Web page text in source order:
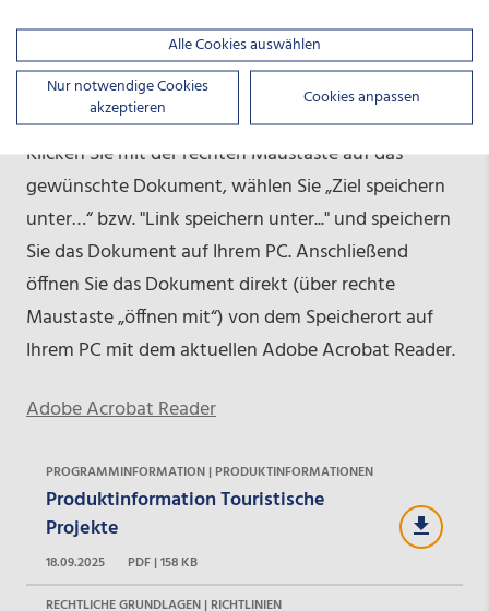
Unsere Formulare werden in Ihrem Browser nicht
angezeigt?
Klicken Sie mit der rechten Maustaste auf das
gewünschte Dokument, wählen Sie „Ziel speichern
unter…“ bzw. "Link speichern unter..." und speichern
Sie das Dokument auf Ihrem PC. Anschließend
öffnen Sie das Dokument direkt (über rechte
Maustaste „öffnen mit“) von dem Speicherort auf
Ihrem PC mit dem aktuellen Adobe Acrobat Reader.
Adobe Acrobat Reader
PROGRAMMINFORMATION | PRODUKTINFORMATIONEN
Produktinformation Touristische
Projekte
18.09.2025
PDF | 158 KB
RECHTLICHE GRUNDLAGEN | RICHTLINIEN
Alle Cookies auswählen
Nur notwendige Cookies
akzeptieren
Cookies anpassen